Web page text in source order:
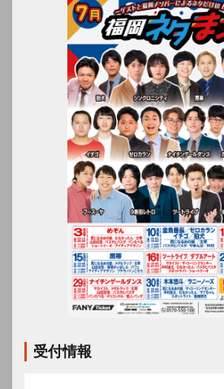
受付情報